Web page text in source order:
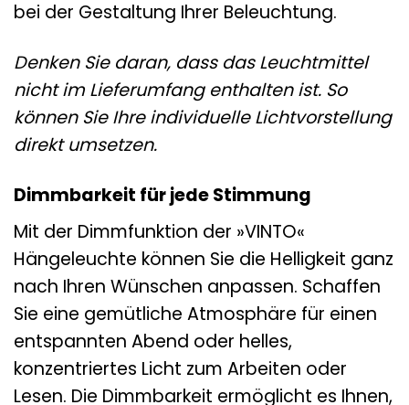
bei der Gestaltung Ihrer Beleuchtung.
Denken Sie daran, dass das Leuchtmittel
nicht im Lieferumfang enthalten ist. So
können Sie Ihre individuelle Lichtvorstellung
direkt umsetzen.
Dimmbarkeit für jede Stimmung
Mit der Dimmfunktion der »VINTO«
Hängeleuchte können Sie die Helligkeit ganz
nach Ihren Wünschen anpassen. Schaffen
Sie eine gemütliche Atmosphäre für einen
entspannten Abend oder helles,
konzentriertes Licht zum Arbeiten oder
Lesen. Die Dimmbarkeit ermöglicht es Ihnen,